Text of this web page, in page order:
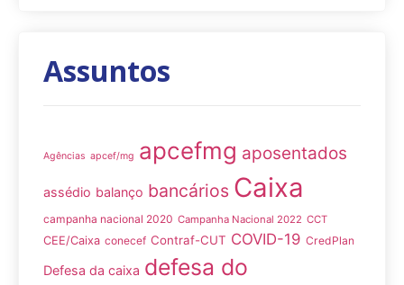
Assuntos
Agências apcef/mg apcefmg aposentados
assédio balanço bancários Caixa
campanha nacional 2020 Campanha Nacional 2022 CCT
CEE/Caixa conecef Contraf-CUT COVID-19 CredPlan
Defesa da caixa defesa do